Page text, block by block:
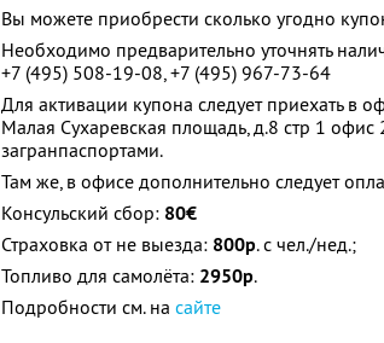
Вы можете приобрести сколько угодно
Необходимо предварительно уточнять
+7 (495) 508-19-08, +7 (495) 967-73-64
Для активации купона следует приехать в
Малая Сухаревская площадь, д.8 стр 1
загранпаспортами.
Там же, в офисе дополнительно следует
Консульский сбор: 80€
Страховка от не выезда: 800р. с чел./нед.;
Топливо для самолёта: 2950р.
Подробности см. на сайте